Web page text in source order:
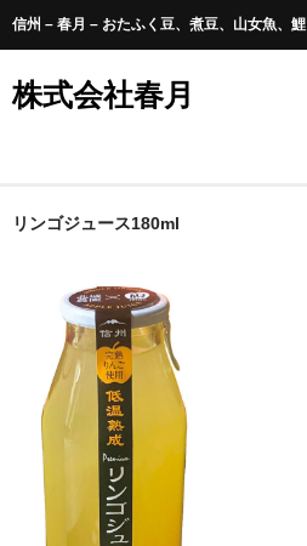
信州 – 春月 – おたふく豆、煮豆、山女魚、鯉
株式会社春月
商品のお求め
天女魚、鯉、水産加工
春月商品取扱いのお店一覧
会社情報
お問い合わせ
リンゴジュース180ml